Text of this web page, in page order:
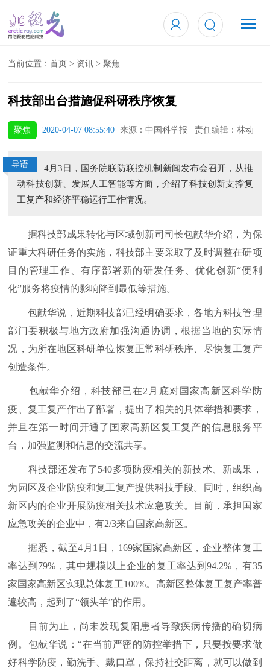
当前位置：首页 > 资讯 >聚焦
科技部出台措施促科研秩序恢复
聚焦 2020-04-07 08:55:40 来源：中国科学报 责任编辑：林动
导语
4月3日，国务院联防联控机制新闻发布会召开，从推
动科技创新、发展人工智能等方面，介绍了科技创新支撑复
工复产和经济平稳运行工作情况。
据科技部成果转化与区域创新司司长包献华介绍，为保
证重大科研任务的实施，科技部主要采取了及时调整在研项
目的管理工作、有序部署新的研发任务、优化创新“便利
化”服务将疫情的影响降到最低等措施。
包献华说，近期科技部已经明确要求，各地方科技管理
部门要积极与地方政府加强沟通协调，根据当地的实际情
况，为所在地区科研单位恢复正常科研秩序、尽快复工复产
创造条件。
包献华介绍，科技部已在2月底对国家高新区科学防
疫、复工复产作出了部署，提出了相关的具体举措和要求，
并且在第一时间开通了国家高新区复工复产的信息服务平
台，加强监测和信息的交流共享。
科技部还发布了540多项防疫相关的新技术、新成果，
为园区及企业防疫和复工复产提供科技手段。同时，组织高
新区内的企业开展防疫相关技术应急攻关。目前，承担国家
应急攻关的企业中，有2/3来自国家高新区。
据悉，截至4月1日，169家国家高新区，企业整体复工
率达到79%，其中规模以上企业的复工率达到94.2%，有35
家国家高新区实现总体复工100%。高新区整体复工复产率普
遍较高，起到了“领头羊”的作用。
目前为止，尚未发现复阳患者导致疾病传播的确切病
例。包献华说：“在当前严密的防控举措下，只要按要求做
好科学防疫，勤洗手、戴口罩，保持社交距离，就可以做到